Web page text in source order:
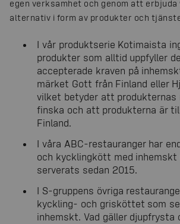
egen verksamhet och genom att erbjuda
alternativ i form av produkter och
I vår produktserie Kotimaista
produkter som alltid uppfyller
accepterade kraven på
märket Gott från Finland eller
vilket betyder att produkternas
finska och att produkterna är
Finland.
I våra ABC-restauranger har
och kycklingkött med inhemskt
serverats sedan 2015.
I S-gruppens övriga
kyckling- och grisköttet som
inhemskt. Vad gäller djupfrysta